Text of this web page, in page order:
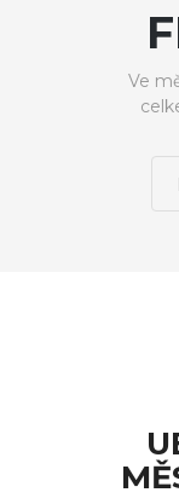
Ve